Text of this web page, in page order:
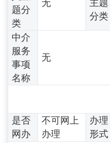
题分
类
无
主题
分类
中介
服务
事项
名称
无
是否
网办
不可网上
办理
办理
形式